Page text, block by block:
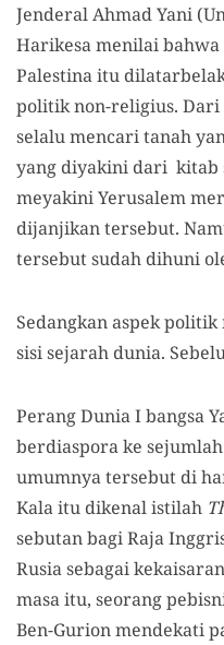
Jenderal Ahmad Yani
Harikesa menilai
Palestina itu
politik non-religius. Dari
selalu mencari tanah
yang diyakini dari kitab
meyakini Yerusalem
dijanjikan tersebut.
tersebut sudah dihuni
Sedangkan aspek
sisi sejarah dunia.
Perang Dunia I bangsa
berdiaspora ke
umumnya tersebut di
Kala itu dikenal istilah
sebutan bagi Raja
Rusia sebagai
masa itu, seorang
Ben-Gurion mendekati